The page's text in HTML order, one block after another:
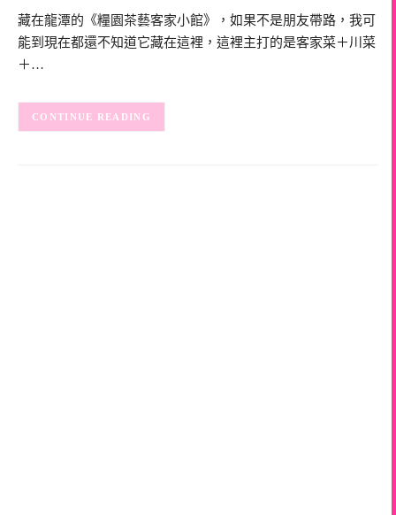
藏在龍潭的《糧園茶藝客家小館》，如果不是朋友帶路，我可
能到現在都還不知道它藏在這裡，這裡主打的是客家菜＋川菜
＋…
CONTINUE READING